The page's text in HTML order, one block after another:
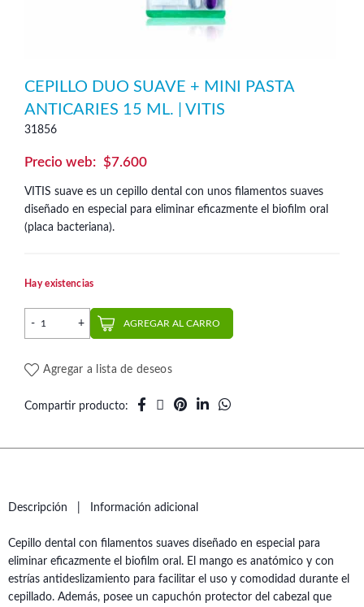
CEPILLO DUO SUAVE + MINI PASTA
ANTICARIES 15 ML. | VITIS
31856
$7.600
VITIS suave es un cepillo dental con unos filamentos suaves
diseñado en especial para eliminar eficazmente el biofilm oral
(placa bacteriana).
Hay existencias
Cepillo Duo Suave + Mini Pasta Anticaries 15 ml. | Vitis
AGREGAR AL CARRO
Agregar a lista de deseos
Compartir producto
Descripción Información adicional
Cepillo dental con filamentos suaves diseñado en especial para
eliminar eficazmente el biofilm oral. El mango es anatómico y con
estrías antideslizamiento para facilitar el uso y comodidad durante el
cepillado. Además, posee un capuchón protector del cabezal que